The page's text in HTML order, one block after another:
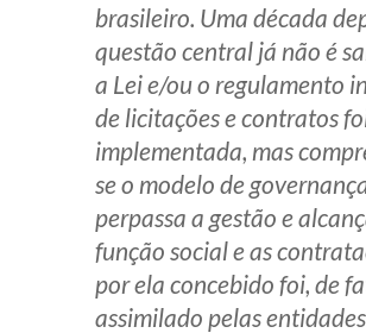
brasileiro. Uma década
questão central já não é
a Lei e/ou o regulamento
de licitações e contratos
implementada, mas
se o modelo de
perpassa a gestão e
função social e as
por ela concebido foi, de
assimilado pelas